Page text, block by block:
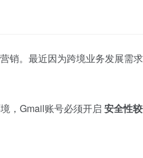
销。最近因为跨境业务发展
，Gmail账号必须开启 安全性